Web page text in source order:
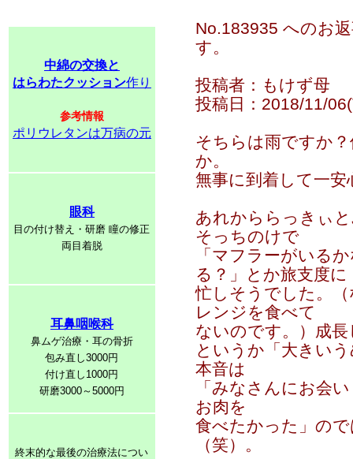
中綿の交換と
はらわたクッション作り
参考情報
ポリウレタンは万病の元
眼科
目の付け替え・研磨 瞳の修正
両目着脱
耳鼻咽喉科
鼻ムゲ治療・耳の骨折
包み直し3000円
付け直し1000円
研磨3000～5000円
終末的な最後の治療法につい
No.183935 へのお
す。
投稿者：もけず母
投稿日：2018/11/
そちらは雨ですか
か。
無事に到着して一安
あれかららっきぃ
そっちのけで
「マフラーがいる
る？」とか旅支度に
忙しそうでした。
レンジを食べて
ないのです。）成
というか「大きい
本音は
「みなさんにお会
お肉を
食べたかった」の
（笑）。